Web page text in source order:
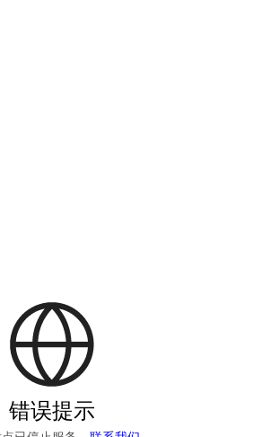
错误提示